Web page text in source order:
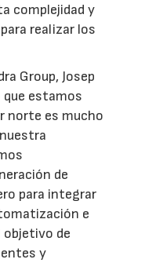
complejidad y
realizar los
Group, Josep
que estamos
norte es mucho
de
para integrar
e
de
y